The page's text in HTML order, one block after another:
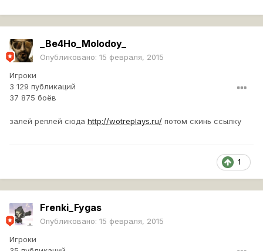
_Be4Ho_Molodoy_
Опубликовано: 15 февраля, 2015
Игроки
3 129 публикаций
37 875 боёв
залей реплей сюда http://wotreplays.ru/ потом скинь ссылку
1
Frenki_Fygas
Опубликовано: 15 февраля, 2015
Игроки